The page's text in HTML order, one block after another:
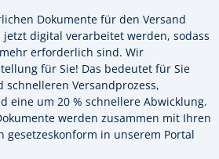
Dokumente für den Versand
digital verarbeitet werden, sodass
erforderlich sind. Wir
für Sie! Das bedeutet für Sie
Versandprozess,
eine um 20 % schnellere Abwicklung.
werden zusammen mit Ihren
gesetzeskonform in unserem Portal